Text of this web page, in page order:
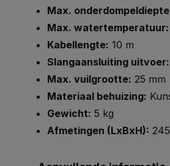
Max.
Max. watertemperatuur:
Kabellengte: 10 m
Slangaansluiting uitvoer:
Max. vuilgrootte: 25 mm
Materiaal behuizing:
Gewicht: 5 kg
Afmetingen (LxBxH):